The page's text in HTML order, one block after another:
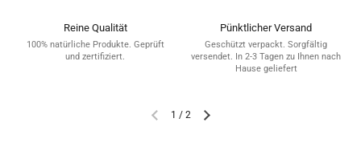
Reine Qualität
100% natürliche Produkte. Geprüft
und zertifiziert.
Pünktlicher Versand
Geschützt verpackt. Sorgfältig
versendet. In 2-3 Tagen zu Ihnen nach
Hause geliefert
1 / 2